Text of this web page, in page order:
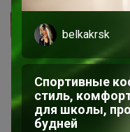
belkakrsk
Спортивные
стиль,
для школы,
будней